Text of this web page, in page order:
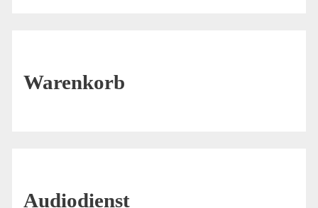
Warenkorb
Audiodienst